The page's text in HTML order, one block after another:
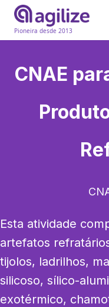
Pioneira desde 2013
CNAE
Esta atividade
artefatos
tijolos, ladrilhos,
silicoso, sílico-
exotérmico,